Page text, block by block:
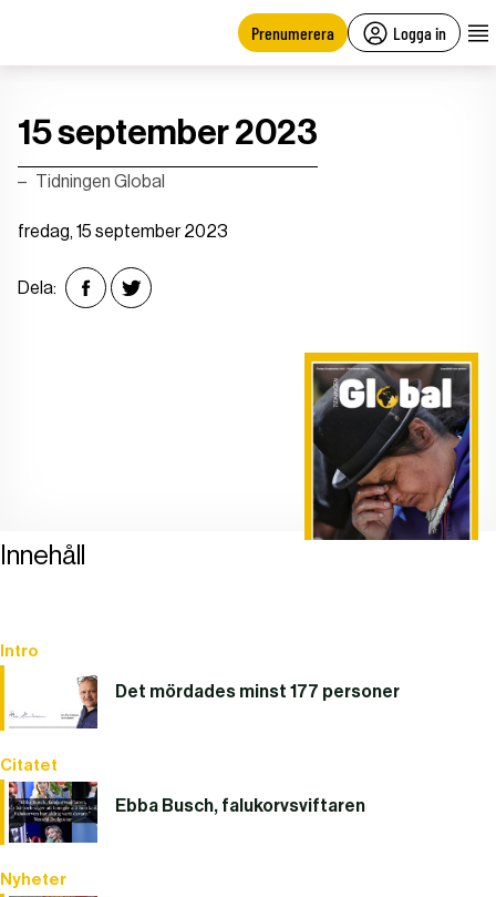
Prenumerera Logga in
15 september 2023
Tidningen Global
fredag, 15 september 2023
Dela:
Innehåll
Intro
Det mördades minst 177 personer
Citatet
Ebba Busch, falukorvsviftaren
Nyheter